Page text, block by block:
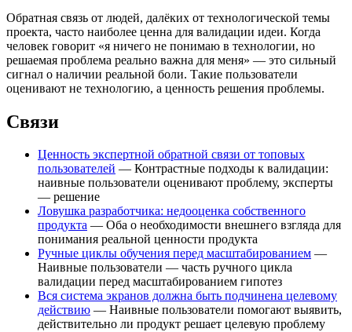
Обратная связь от людей, далёких от технологической темы
проекта, часто наиболее ценна для валидации идеи. Когда
человек говорит «я ничего не понимаю в технологии, но
решаемая проблема реально важна для меня» — это сильный
сигнал о наличии реальной боли. Такие пользователи
оценивают не технологию, а ценность решения проблемы.
Связи
Ценность экспертной обратной связи от топовых
пользователей — Контрастные подходы к валидации:
наивные пользователи оценивают проблему, эксперты
— решение
Ловушка разработчика: недооценка собственного
продукта — Оба о необходимости внешнего взгляда для
понимания реальной ценности продукта
Ручные циклы обучения перед масштабированием —
Наивные пользователи — часть ручного цикла
валидации перед масштабированием гипотез
Вся система экранов должна быть подчинена целевому
действию — Наивные пользователи помогают выявить,
действительно ли продукт решает целевую проблему